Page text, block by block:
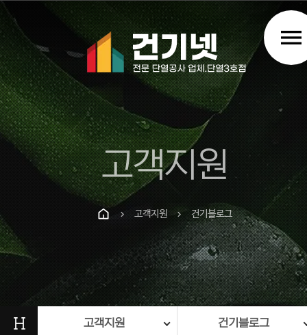
menu
고객지원
chevron_right 고객지원 chevron_right 건기블로그
H 고객지원 건기블로그